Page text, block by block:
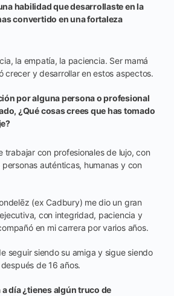
habilidad que desarrollaste en la
convertido en una fortaleza
la empatía, la paciencia. Ser mamá
crecer y desarrollar en estos aspectos.
por alguna persona o profesional
¿Qué cosas crees que has tomado
trabajar con profesionales de lujo, con
auténticas, humanas y con
(ex Cadbury) me dio un gran
con integridad, paciencia y
en mi carrera por varios años.
seguir siendo su amiga y sigue siendo
de 16 años.
día ¿tienes algún truco de